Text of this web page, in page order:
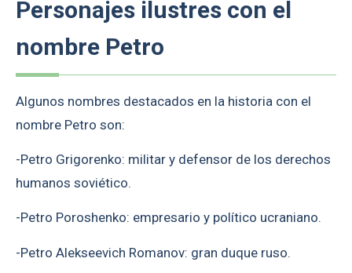
Personajes ilustres con el
nombre Petro
Algunos nombres destacados en la historia con el
nombre Petro son:
-Petro Grigorenko: militar y defensor de los derechos
humanos soviético.
-Petro Poroshenko: empresario y político ucraniano.
-Petro Alekseevich Romanov: gran duque ruso.